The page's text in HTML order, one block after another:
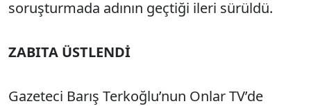
soruşturmada adının geçtiği ileri sürüldü.
ZABITA ÜSTLENDİ
Gazeteci Barış Terkoğlu’nun Onlar TV’de